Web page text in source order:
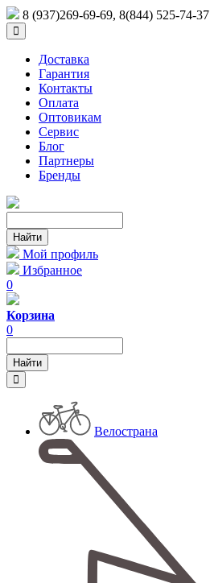
8 (937)269-69-69, 8(844) 525-74-37
Доставка
Гарантия
Контакты
Оплата
Оптовикам
Сервис
Блог
Партнеры
Бренды
Мой профиль
Избранное
0
Корзина
0
Велострана